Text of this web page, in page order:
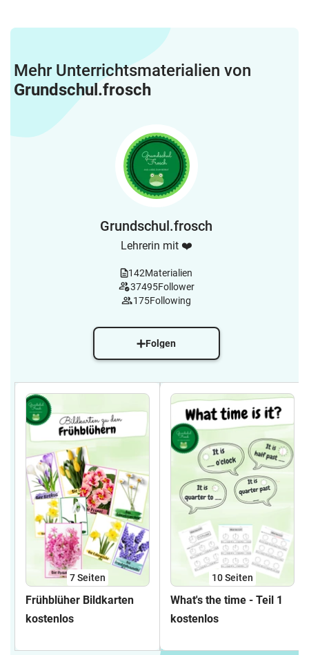
Mehr Unterrichtsmaterialien von
Grundschul.frosch
Grundschul.frosch
Lehrerin mit ❤️
142Materialien
37495Follower
175Following
Folgen
7Seiten
Frühblüher Bildkarten
kostenlos
10Seiten
What's the time - Teil 1
kostenlos